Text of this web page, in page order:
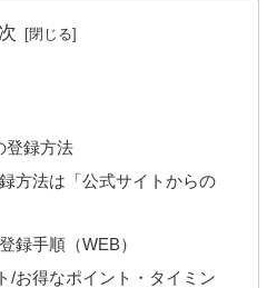
録方法
方法は「公式サイトからの
録手順（WEB）
/お得なポイント・タイミン